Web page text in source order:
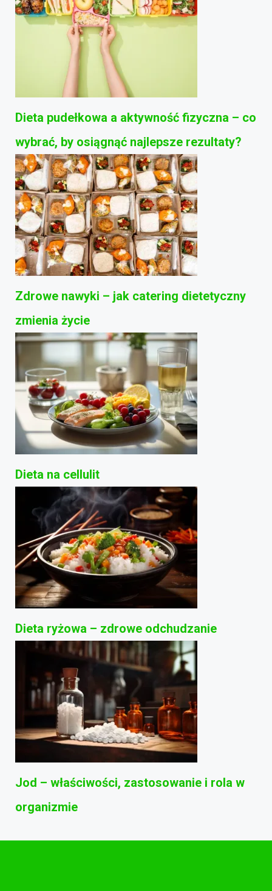
Dieta pudełkowa a aktywność fizyczna – co
wybrać, by osiągnąć najlepsze rezultaty?
Zdrowe nawyki – jak catering dietetyczny
zmienia życie
Dieta na cellulit
Dieta ryżowa – zdrowe odchudzanie
Jod – właściwości, zastosowanie i rola w
organizmie